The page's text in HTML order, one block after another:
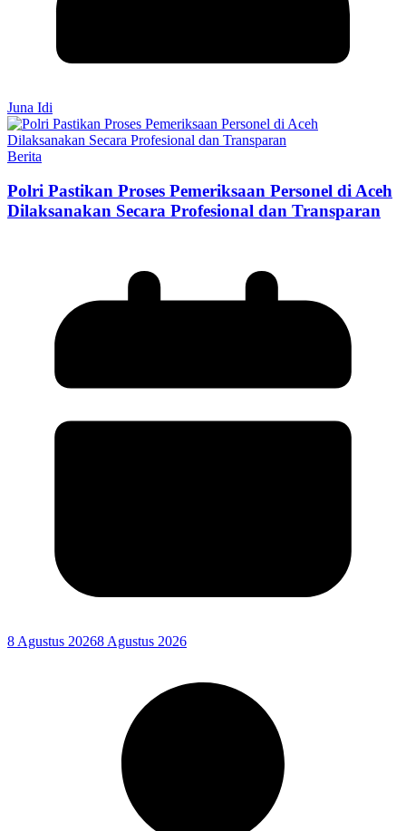
Juna Idi
Berita
Polri Pastikan Proses Pemeriksaan Personel di Aceh
Dilaksanakan Secara Profesional dan Transparan
8 Agustus 20268 Agustus 2026